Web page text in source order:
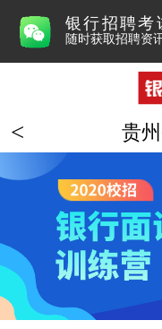
银行招聘考
随时获取招聘资
贵